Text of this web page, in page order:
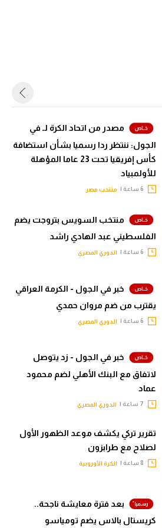
مصدر من اتحاد الكرة لـ في
الجول: ننتظر ردا رسميا بشأن استضافة
كأس إفريقيا تحت 23 عاما المؤهلة
للأولمبياد
منتخب مصر
منتخب السويس بتروجت يضم
الفلسطيني عبد الهادي راشد
الدوري المصري
خبر في الجول - الكرمة العراقي
يقترب من ضم مروان حمدي
الدوري المصري
خبر في الجول - زد يتوصل
لاتفاق مع البنك الأهلي لضم محمود
عماد
الدوري المصري
تقرير تركي يكشف موعد الظهور الأول
لصلاح مع طرابزون
الكرة الأوروبية
بعد فترة معايشة ناجحة..
كريستال بالاس يضم تومياسو